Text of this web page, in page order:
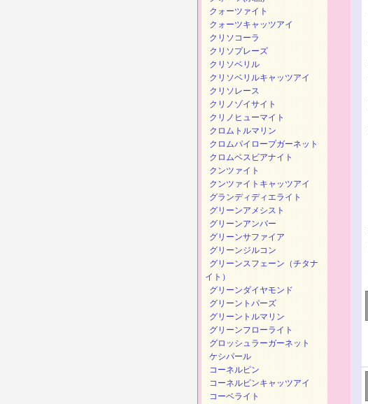
クォーツァイト
クォーツキャッツアイ
クリソコーラ
クリソプレーズ
クリソベリル
クリソベリルキャッツアイ
クリソレース
クリノゾイサイト
クリノヒューマイト
クロムトルマリン
クロムパイロープガーネット
クロムベスビアナイト
クンツァイト
クンツァイトキャッツアイ
グランディディエライト
グリーンアメシスト
グリーンアンバー
グリーンサファイア
グリーンジルコン
グリーンスフェーン（チタナ
イト）
グリーンダイヤモンド
グリーントパーズ
グリーントルマリン
グリーンフローライト
グロッシュラーガーネット
ケシパール
コーネルピン
コーネルピンキャッツアイ
コーベライト